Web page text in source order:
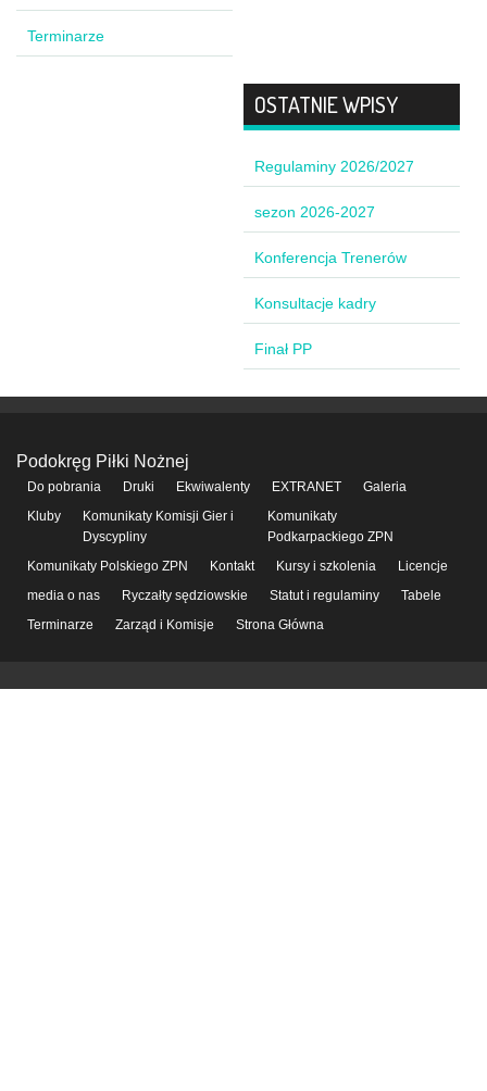
Terminarze
OSTATNIE WPISY
Regulaminy 2026/2027
sezon 2026-2027
Konferencja Trenerów
Konsultacje kadry
Finał PP
Podokręg Piłki Nożnej
Do pobrania Druki Ekwiwalenty EXTRANET
Galeria
Kluby
Komunikaty Komisji Gier i
Dyscypliny
Komunikaty
Podkarpackiego ZPN
Komunikaty Polskiego ZPN
Kontakt Kursy i szkolenia
Licencje
media o nas
Ryczałty sędziowskie Statut i regulaminy
Tabele
Terminarze
Zarząd i Komisje Strona Główna